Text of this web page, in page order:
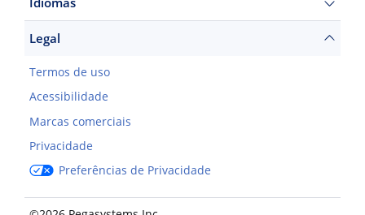
Legal
Termos de uso
Acessibilidade
Marcas comerciais
Privacidade
Preferências de Privacidade